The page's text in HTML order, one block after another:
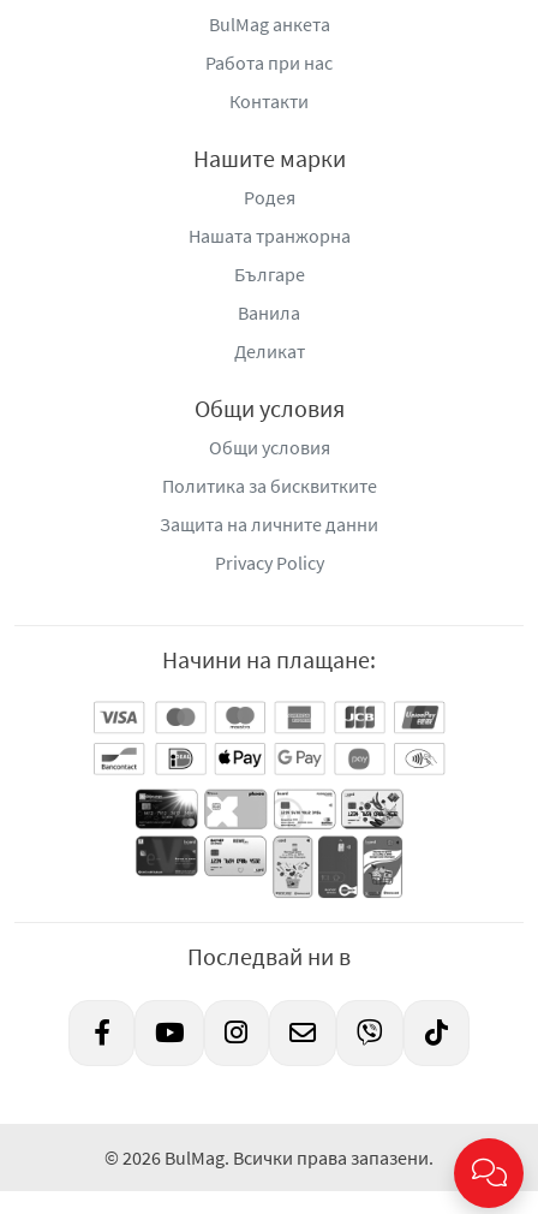
BulMag анкета
Работа при нас
Контакти
Нашите марки
Родея
Нашата транжорна
Българе
Ванила
Деликат
Общи условия
Общи условия
Политика за бисквитките
Защита на личните данни
Privacy Policy
Начини на плащане:
Последвай ни в
© 2026 BulMag. Всички права запазени.